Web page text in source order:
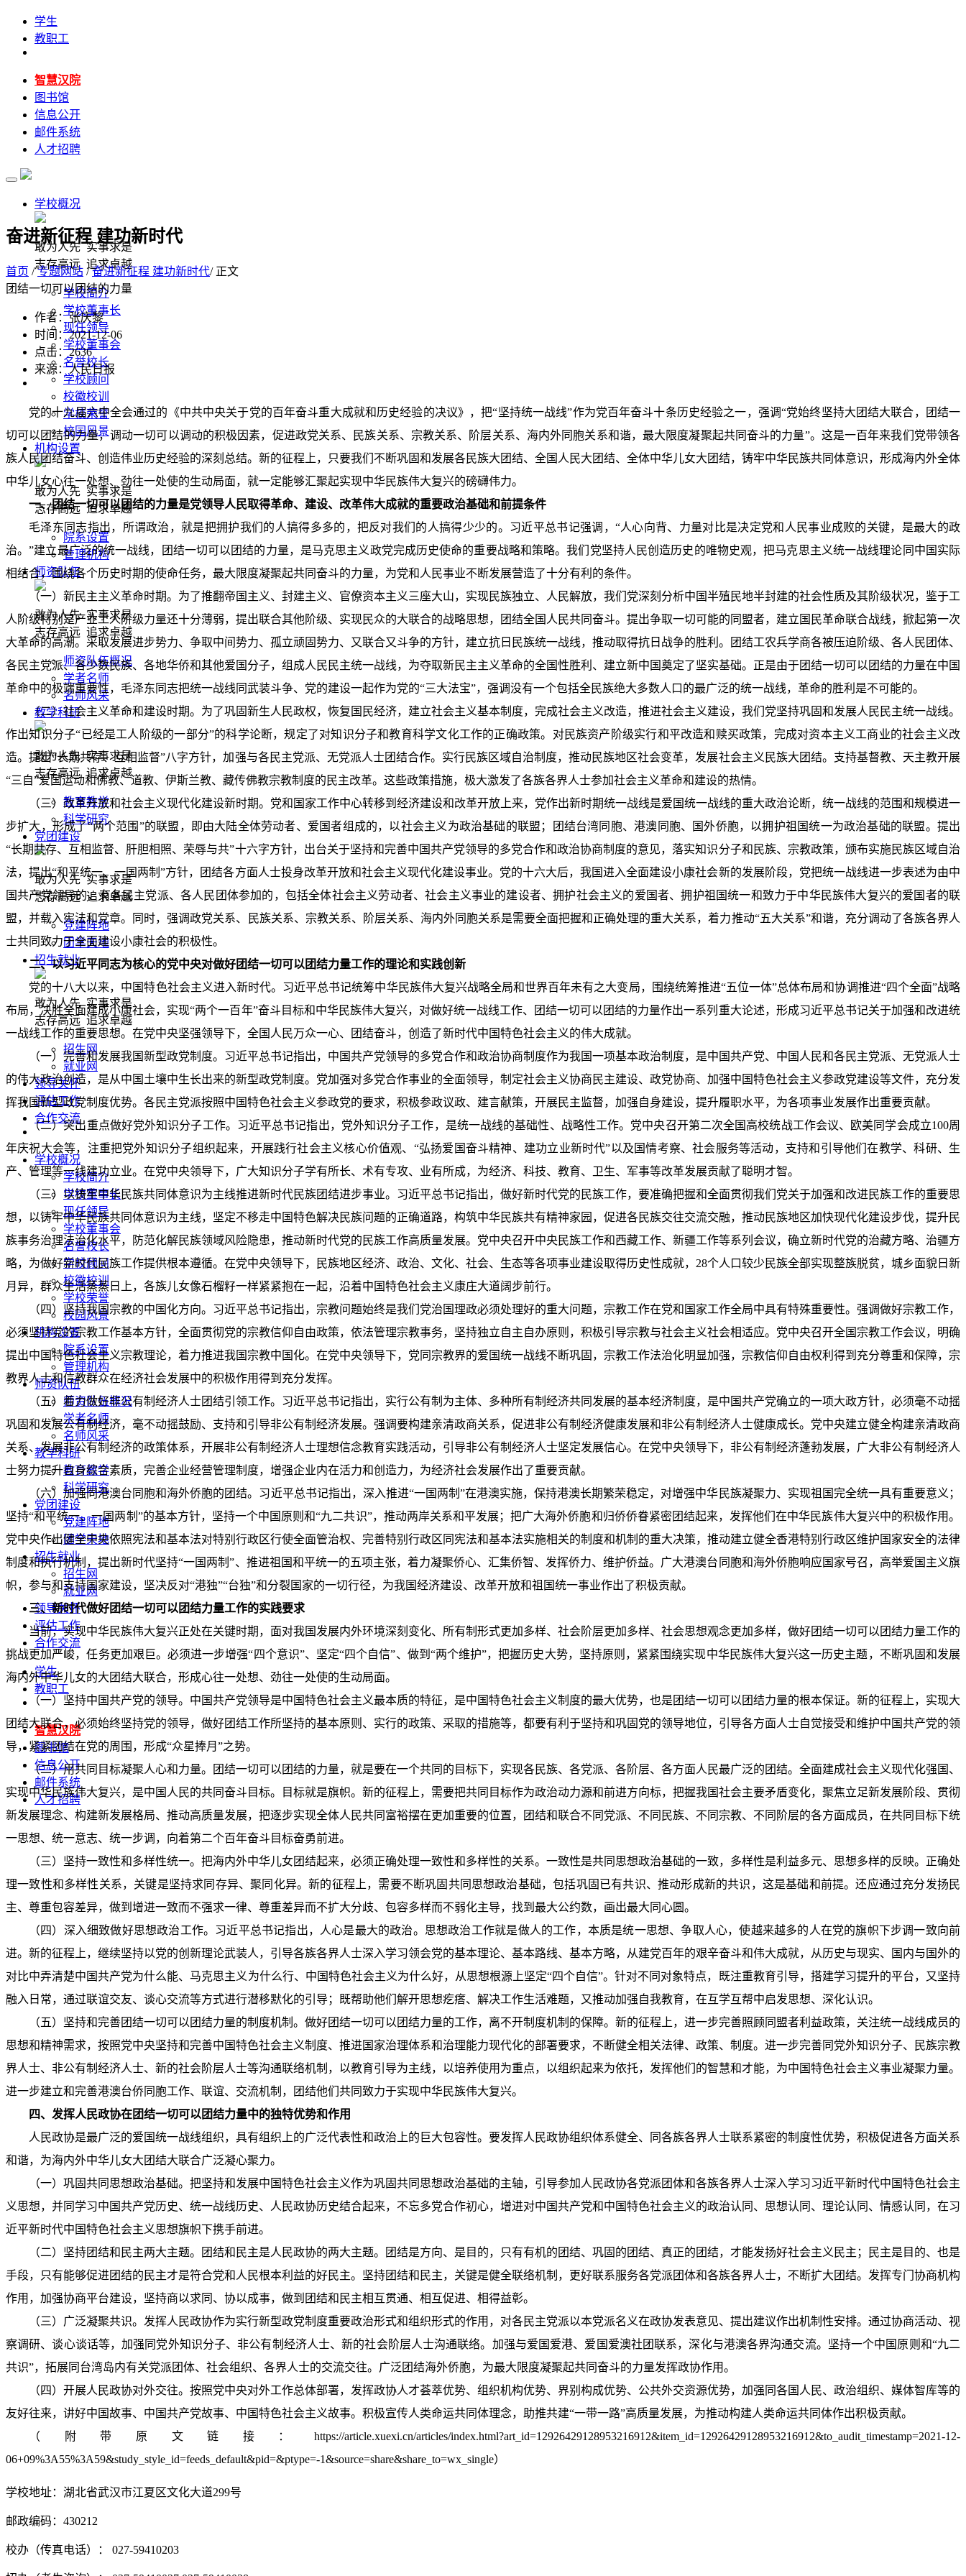
学生
教职工
智慧汉院
图书馆
信息公开
邮件系统
人才招聘
学校概况
敢为人先 实事求是
志存高远 追求卓越
学校简介
学校董事长
现任领导
学校董事会
名誉校长
学校顾问
校徽校训
学校荣誉
校园风景
机构设置
敢为人先 实事求是
志存高远 追求卓越
院系设置
管理机构
师资队伍
敢为人先 实事求是
志存高远 追求卓越
师资队伍概况
学者名师
名师风采
教学科研
敢为人先 实事求是
志存高远 追求卓越
教育教学
科学研究
党团建设
敢为人先 实事求是
志存高远 追求卓越
党建阵地
团学天地
招生就业
敢为人先 实事求是
志存高远 追求卓越
招生网
就业网
领导关怀
评估工作
合作交流
学校概况
学校简介
学校董事长
现任领导
学校董事会
名誉校长
学校顾问
校徽校训
学校荣誉
校园风景
机构设置
院系设置
管理机构
师资队伍
师资队伍概况
学者名师
名师风采
教学科研
教育教学
科学研究
党团建设
党建阵地
团学天地
招生就业
招生网
就业网
领导关怀
评估工作
合作交流
学生
教职工
智慧汉院
图书馆
信息公开
邮件系统
人才招聘
奋进新征程 建功新时代
首页 /专题网站 /奋进新征程 建功新时代/ 正文
团结一切可以团结的力量
作者：张庆黎
时间：2021-12-06
点击：2636
来源：人民日报
党的十九届六中全会通过的《中共中央关于党的百年奋斗重大成就和历史经验的决议》，把“坚持统一战线”作为党百年奋斗十条历史经验之一，强调“党始终坚持大团结大联合，团结一
切可以团结的力量，调动一切可以调动的积极因素，促进政党关系、民族关系、宗教关系、阶层关系、海内外同胞关系和谐，最大限度凝聚起共同奋斗的力量”。这是一百年来我们党带领各
族人民团结奋斗、创造伟业历史经验的深刻总结。新的征程上，只要我们不断巩固和发展各民族大团结、全国人民大团结、全体中华儿女大团结，铸牢中华民族共同体意识，形成海内外全体
中华儿女心往一处想、劲往一处使的生动局面，就一定能够汇聚起实现中华民族伟大复兴的磅礴伟力。
一、团结一切可以团结的力量是党领导人民取得革命、建设、改革伟大成就的重要政治基础和前提条件
毛泽东同志指出，所谓政治，就是把拥护我们的人搞得多多的，把反对我们的人搞得少少的。习近平总书记强调，“人心向背、力量对比是决定党和人民事业成败的关键，是最大的政
治。”建立最广泛的统一战线，团结一切可以团结的力量，是马克思主义政党完成历史使命的重要战略和策略。我们党坚持人民创造历史的唯物史观，把马克思主义统一战线理论同中国实际
相结合，围绕各个历史时期的使命任务，最大限度凝聚起共同奋斗的力量，为党和人民事业不断发展营造了十分有利的条件。
（一）新民主主义革命时期。为了推翻帝国主义、封建主义、官僚资本主义三座大山，实现民族独立、人民解放，我们党深刻分析中国半殖民地半封建的社会性质及其阶级状况，鉴于工
人阶级特别是产业工人阶级力量还十分薄弱，提出联合其他阶级、实现民众的大联合的战略思想，团结全国人民共同奋斗。提出争取一切可能的同盟者，建立国民革命联合战线，掀起第一次
大革命的高潮。采取发展进步势力、争取中间势力、孤立顽固势力、又联合又斗争的方针，建立抗日民族统一战线，推动取得抗日战争的胜利。团结工农兵学商各被压迫阶级、各人民团体、
各民主党派、各少数民族、各地华侨和其他爱国分子，组成人民民主统一战线，为夺取新民主主义革命的全国性胜利、建立新中国奠定了坚实基础。正是由于团结一切可以团结的力量在中国
革命中的极端重要性，毛泽东同志把统一战线同武装斗争、党的建设一起作为党的“三大法宝”，强调没有一个包括全民族绝大多数人口的最广泛的统一战线，革命的胜利是不可能的。
（二）社会主义革命和建设时期。为了巩固新生人民政权，恢复国民经济，建立社会主义基本制度，完成社会主义改造，推进社会主义建设，我们党坚持巩固和发展人民民主统一战线。
作出知识分子“已经是工人阶级的一部分”的科学论断，规定了对知识分子和教育科学文化工作的正确政策。对民族资产阶级实行和平改造和赎买政策，完成对资本主义工商业的社会主义改
造。提出“长期共存、互相监督”八字方针，加强与各民主党派、无党派人士团结合作。实行民族区域自治制度，推动民族地区社会变革，发展社会主义民族大团结。支持基督教、天主教开展
“三自”爱国运动和佛教、道教、伊斯兰教、藏传佛教宗教制度的民主改革。这些政策措施，极大激发了各族各界人士参加社会主义革命和建设的热情。
（三）改革开放和社会主义现代化建设新时期。党和国家工作中心转移到经济建设和改革开放上来，党作出新时期统一战线是爱国统一战线的重大政治论断，统一战线的范围和规模进一
步扩大，形成了“两个范围”的联盟，即由大陆全体劳动者、爱国者组成的，以社会主义为政治基础的联盟；团结台湾同胞、港澳同胞、国外侨胞，以拥护祖国统一为政治基础的联盟。提出
“长期共存、互相监督、肝胆相照、荣辱与共”十六字方针，出台关于坚持和完善中国共产党领导的多党合作和政治协商制度的意见，落实知识分子和民族、宗教政策，颁布实施民族区域自治
法，提出“和平统一、一国两制”方针，团结各方面人士投身改革开放和社会主义现代化建设事业。党的十六大后，我国进入全面建设小康社会新的发展阶段，党把统一战线进一步表述为由中
国共产党领导的，有各民主党派、各人民团体参加的，包括全体社会主义劳动者、社会主义事业的建设者、拥护社会主义的爱国者、拥护祖国统一和致力于中华民族伟大复兴的爱国者的联
盟，并载入宪法和党章。同时，强调政党关系、民族关系、宗教关系、阶层关系、海内外同胞关系是需要全面把握和正确处理的重大关系，着力推动“五大关系”和谐，充分调动了各族各界人
士共同致力于全面建设小康社会的积极性。
二、以习近平同志为核心的党中央对做好团结一切可以团结力量工作的理论和实践创新
党的十八大以来，中国特色社会主义进入新时代。习近平总书记统筹中华民族伟大复兴战略全局和世界百年未有之大变局，围绕统筹推进“五位一体”总体布局和协调推进“四个全面”战略
布局，决胜全面建成小康社会，实现“两个一百年”奋斗目标和中华民族伟大复兴，对做好统一战线工作、团结一切可以团结的力量作出一系列重大论述，形成习近平总书记关于加强和改进统
一战线工作的重要思想。在党中央坚强领导下，全国人民万众一心、团结奋斗，创造了新时代中国特色社会主义的伟大成就。
（一）完善和发展我国新型政党制度。习近平总书记指出，中国共产党领导的多党合作和政治协商制度作为我国一项基本政治制度，是中国共产党、中国人民和各民主党派、无党派人士
的伟大政治创造，是从中国土壤中生长出来的新型政党制度。党加强对多党合作事业的全面领导，制定社会主义协商民主建设、政党协商、加强中国特色社会主义参政党建设等文件，充分发
挥我国新型政党制度优势。各民主党派按照中国特色社会主义参政党的要求，积极参政议政、建言献策，开展民主监督，加强自身建设，提升履职水平，为各项事业发展作出重要贡献。
（二）突出重点做好党外知识分子工作。习近平总书记指出，党外知识分子工作，是统一战线的基础性、战略性工作。党中央召开第二次全国高校统战工作会议、欧美同学会成立100周
年庆祝大会等，注重把党外知识分子组织起来，开展践行社会主义核心价值观、“弘扬爱国奋斗精神、建功立业新时代”以及国情考察、社会服务等活动，支持和引导他们在教学、科研、生
产、管理等一线建功立业。在党中央领导下，广大知识分子学有所长、术有专攻、业有所成，为经济、科技、教育、卫生、军事等改革发展贡献了聪明才智。
（三）以铸牢中华民族共同体意识为主线推进新时代民族团结进步事业。习近平总书记指出，做好新时代党的民族工作，要准确把握和全面贯彻我们党关于加强和改进民族工作的重要思
想，以铸牢中华民族共同体意识为主线，坚定不移走中国特色解决民族问题的正确道路，构筑中华民族共有精神家园，促进各民族交往交流交融，推动民族地区加快现代化建设步伐，提升民
族事务治理法治化水平，防范化解民族领域风险隐患，推动新时代党的民族工作高质量发展。党中央召开中央民族工作和西藏工作、新疆工作等系列会议，确立新时代党的治藏方略、治疆方
略，为做好新时代民族工作提供根本遵循。在党中央领导下，民族地区经济、政治、文化、社会、生态等各项事业建设取得历史性成就，28个人口较少民族全部实现整族脱贫，城乡面貌日新
月异，群众生活蒸蒸日上，各族儿女像石榴籽一样紧紧抱在一起，沿着中国特色社会主义康庄大道阔步前行。
（四）坚持我国宗教的中国化方向。习近平总书记指出，宗教问题始终是我们党治国理政必须处理好的重大问题，宗教工作在党和国家工作全局中具有特殊重要性。强调做好宗教工作，
必须坚持党的宗教工作基本方针，全面贯彻党的宗教信仰自由政策，依法管理宗教事务，坚持独立自主自办原则，积极引导宗教与社会主义社会相适应。党中央召开全国宗教工作会议，明确
提出中国特色社会主义宗教理论，着力推进我国宗教中国化。在党中央领导下，党同宗教界的爱国统一战线不断巩固，宗教工作法治化明显加强，宗教信仰自由权利得到充分尊重和保障，宗
教界人士和信教群众在经济社会发展中的积极作用得到充分发挥。
（五）着力做好非公有制经济人士团结引领工作。习近平总书记指出，实行公有制为主体、多种所有制经济共同发展的基本经济制度，是中国共产党确立的一项大政方针，必须毫不动摇
巩固和发展公有制经济，毫不动摇鼓励、支持和引导非公有制经济发展。强调要构建亲清政商关系，促进非公有制经济健康发展和非公有制经济人士健康成长。党中央建立健全构建亲清政商
关系、发展非公有制经济的政策体系，开展非公有制经济人士理想信念教育实践活动，引导非公有制经济人士坚定发展信心。在党中央领导下，非公有制经济蓬勃发展，广大非公有制经济人
士努力提升自身综合素质，完善企业经营管理制度，增强企业内在活力和创造力，为经济社会发展作出了重要贡献。
（六）加强同港澳台同胞和海外侨胞的团结。习近平总书记指出，深入推进“一国两制”在港澳实施，保持港澳长期繁荣稳定，对增强中华民族凝聚力、实现祖国完全统一具有重要意义；
坚持“和平统一、一国两制”的基本方针，坚持一个中国原则和“九二共识”，推动两岸关系和平发展；把广大海外侨胞和归侨侨眷紧密团结起来，发挥他们在中华民族伟大复兴中的积极作用。
党中央作出健全中央依照宪法和基本法对特别行政区行使全面管治权、完善特别行政区同宪法和基本法实施相关的制度和机制的重大决策，推动建立健全香港特别行政区维护国家安全的法律
制度和执行机制，提出新时代坚持“一国两制”、推进祖国和平统一的五项主张，着力凝聚侨心、汇集侨智、发挥侨力、维护侨益。广大港澳台同胞和海外侨胞响应国家号召，高举爱国主义旗
帜，参与和支持国家建设，坚决反对“港独”“台独”和分裂国家的一切行径，为我国经济建设、改革开放和祖国统一事业作出了积极贡献。
三、新时代做好团结一切可以团结力量工作的实践要求
当前，实现中华民族伟大复兴正处在关键时期，面对我国发展内外环境深刻变化、所有制形式更加多样、社会阶层更加多样、社会思想观念更加多样，做好团结一切可以团结力量工作的
挑战更加严峻，任务更加艰巨。必须进一步增强“四个意识”、坚定“四个自信”、做到“两个维护”，把握历史大势，坚持原则，紧紧围绕实现中华民族伟大复兴这一历史主题，不断巩固和发展
海内外中华儿女的大团结大联合，形成心往一处想、劲往一处使的生动局面。
（一）坚持中国共产党的领导。中国共产党领导是中国特色社会主义最本质的特征，是中国特色社会主义制度的最大优势，也是团结一切可以团结力量的根本保证。新的征程上，实现大
团结大联合，必须始终坚持党的领导，做好团结工作所坚持的基本原则、实行的政策、采取的措施等，都要有利于坚持和巩固党的领导地位，引导各方面人士自觉接受和维护中国共产党的领
导，紧紧团结在党的周围，形成“众星捧月”之势。
（二）用共同目标凝聚人心和力量。团结一切可以团结的力量，就是要在一个共同的目标下，实现各民族、各党派、各阶层、各方面人民最广泛的团结。全面建成社会主义现代化强国、
实现中华民族伟大复兴，是中国人民的共同奋斗目标。目标就是旗帜。新的征程上，需要把共同目标作为政治动力源和前进方向标，把握我国社会主要矛盾变化，聚焦立足新发展阶段、贯彻
新发展理念、构建新发展格局、推动高质量发展，把逐步实现全体人民共同富裕摆在更加重要的位置，团结和联合不同党派、不同民族、不同宗教、不同阶层的各方面成员，在共同目标下统
一思想、统一意志、统一步调，向着第二个百年奋斗目标奋勇前进。
（三）坚持一致性和多样性统一。把海内外中华儿女团结起来，必须正确处理一致性和多样性的关系。一致性是共同思想政治基础的一致，多样性是利益多元、思想多样的反映。正确处
理一致性和多样性关系，关键是坚持求同存异、聚同化异。新的征程上，需要不断巩固共同思想政治基础，包括巩固已有共识、推动形成新的共识，这是基础和前提。还应通过充分发扬民
主、尊重包容差异，做到增进一致而不强求一律、尊重差异而不扩大分歧、包容多样而不弱化主导，找到最大公约数，画出最大同心圆。
（四）深入细致做好思想政治工作。习近平总书记指出，人心是最大的政治。思想政治工作就是做人的工作，本质是统一思想、争取人心，使越来越多的人在党的旗帜下步调一致向前
进。新的征程上，继续坚持以党的创新理论武装人，引导各族各界人士深入学习领会党的基本理论、基本路线、基本方略，从建党百年的艰辛奋斗和伟大成就，从历史与现实、国内与国外的
对比中弄清楚中国共产党为什么能、马克思主义为什么行、中国特色社会主义为什么好，从思想根源上坚定“四个自信”。针对不同对象特点，既注重教育引导，搭建学习提升的平台，又坚持
融入日常，通过联谊交友、谈心交流等方式进行潜移默化的引导；既帮助他们解开思想疙瘩、解决工作生活难题，又推动加强自我教育，在互学互帮中启发思想、深化认识。
（五）坚持和完善团结一切可以团结力量的制度机制。做好团结一切可以团结力量的工作，离不开制度机制的保障。新的征程上，进一步完善照顾同盟者利益政策，关注统一战线成员的
思想和精神需求，按照党中央坚持和完善中国特色社会主义制度、推进国家治理体系和治理能力现代化的部署要求，不断健全相关法律、政策、制度。进一步完善同党外知识分子、民族宗教
界人士、非公有制经济人士、新的社会阶层人士等沟通联络机制，以教育引导为主线，以培养使用为重点，以组织起来为依托，发挥他们的智慧和才能，为中国特色社会主义事业凝聚力量。
进一步建立和完善港澳台侨同胞工作、联谊、交流机制，团结他们共同致力于实现中华民族伟大复兴。
四、发挥人民政协在团结一切可以团结力量中的独特优势和作用
人民政协是最广泛的爱国统一战线组织，具有组织上的广泛代表性和政治上的巨大包容性。要发挥人民政协组织体系健全、同各族各界人士联系紧密的制度性优势，积极促进各方面关系
和谐，为海内外中华儿女大团结大联合广泛凝心聚力。
（一）巩固共同思想政治基础。把坚持和发展中国特色社会主义作为巩固共同思想政治基础的主轴，引导参加人民政协各党派团体和各族各界人士深入学习习近平新时代中国特色社会主
义思想，并同学习中国共产党历史、统一战线历史、人民政协历史结合起来，不忘多党合作初心，增进对中国共产党和中国特色社会主义的政治认同、思想认同、理论认同、情感认同，在习
近平新时代中国特色社会主义思想旗帜下携手前进。
（二）坚持团结和民主两大主题。团结和民主是人民政协的两大主题。团结是方向、是目的，只有有机的团结、巩固的团结、真正的团结，才能发扬好社会主义民主；民主是目的、也是
手段，只有能够促进团结的民主才是符合党和人民根本利益的好民主。坚持团结和民主，关键是健全联络机制，更好联系服务各党派团体和各族各界人士，不断扩大团结。发挥专门协商机构
作用，加强协商平台建设，坚持商以求同、协以成事，做到团结和民主相互贯通、相互促进、相得益彰。
（三）广泛凝聚共识。发挥人民政协作为实行新型政党制度重要政治形式和组织形式的作用，对各民主党派以本党派名义在政协发表意见、提出建议作出机制性安排。通过协商活动、视
察调研、谈心谈话等，加强同党外知识分子、非公有制经济人士、新的社会阶层人士沟通联络。加强与爱国爱港、爱国爱澳社团联系，深化与港澳各界沟通交流。坚持一个中国原则和“九二
共识”，拓展同台湾岛内有关党派团体、社会组织、各界人士的交流交往。广泛团结海外侨胞，为最大限度凝聚起共同奋斗的力量发挥政协作用。
（四）开展人民政协对外交往。按照党中央对外工作总体部署，发挥政协人才荟萃优势、组织机构优势、界别构成优势、公共外交资源优势，加强同各国人民、政治组织、媒体智库等的
友好往来，讲好中国故事、中国共产党故事、中国特色社会主义故事。积极宣传人类命运共同体理念，助推共建“一带一路”高质量发展，为推动构建人类命运共同体作出积极贡献。
（附带原文链接：https://article.xuexi.cn/articles/index.html?art_id=12926429128953216912&item_id=12926429128953216912&to_audit_timestamp=2021-12-
06+09%3A55%3A59&study_style_id=feeds_default&pid=&ptype=-1&source=share&share_to=wx_single）
学校地址：湖北省武汉市江夏区文化大道299号
邮政编码：430212
校办（传真电话）： 027-59410203